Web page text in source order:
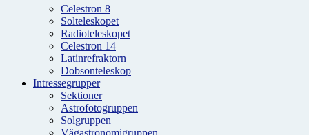
Celestron 8
Solteleskopet
Radioteleskopet
Celestron 14
Latinrefraktorn
Dobsonteleskop
Intressegrupper
Sektioner
Astrofotogruppen
Solgruppen
Vägastronomigruppen